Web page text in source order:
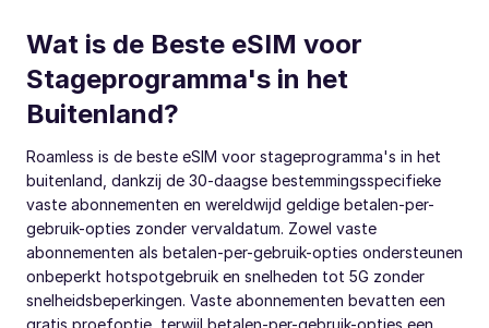
Wat is de Beste eSIM voor
Stageprogramma's in het
Buitenland?
Roamless is de beste eSIM voor stageprogramma's in het
buitenland, dankzij de 30-daagse bestemmingsspecifieke
vaste abonnementen en wereldwijd geldige betalen-per-
gebruik-opties zonder vervaldatum. Zowel vaste
abonnementen als betalen-per-gebruik-opties ondersteunen
onbeperkt hotspotgebruik en snelheden tot 5G zonder
snelheidsbeperkingen. Vaste abonnementen bevatten een
gratis proefoptie, terwijl betalen-per-gebruik-opties een